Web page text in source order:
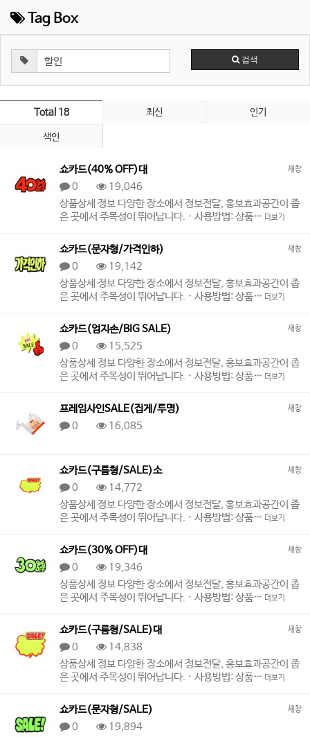
Tag Box
검색
Total 18 최신 인기
색인
새창
쇼카드(40% OFF)대
0
19,046
상품상세 정보 다양한 장소에서 정보전달, 홍보효과공간이 좁
은 곳에서 주목성이 뛰어납니다. · 사용방법: 상품… 더보기
새창
쇼카드(문자형/가격인하)
0
19,142
상품상세 정보 다양한 장소에서 정보전달, 홍보효과공간이 좁
은 곳에서 주목성이 뛰어납니다. · 사용방법: 상품… 더보기
새창
쇼카드(엄지손/BIG SALE)
0
15,525
상품상세 정보 다양한 장소에서 정보전달, 홍보효과공간이 좁
은 곳에서 주목성이 뛰어납니다. · 사용방법: 상품… 더보기
새창
프레임사인SALE(집게/투명)
0
16,085
새창
쇼카드(구름형/SALE)소
0
14,772
상품상세 정보 다양한 장소에서 정보전달, 홍보효과공간이 좁
은 곳에서 주목성이 뛰어납니다. · 사용방법: 상품… 더보기
새창
쇼카드(30% OFF)대
0
19,346
상품상세 정보 다양한 장소에서 정보전달, 홍보효과공간이 좁
은 곳에서 주목성이 뛰어납니다. · 사용방법: 상품… 더보기
새창
쇼카드(구름형/SALE)대
0
14,838
상품상세 정보 다양한 장소에서 정보전달, 홍보효과공간이 좁
은 곳에서 주목성이 뛰어납니다. · 사용방법: 상품… 더보기
새창
쇼카드(문자형/SALE)
0
19,894